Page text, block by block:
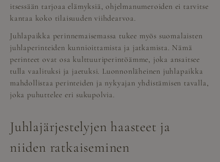
itsessään tarjoaa elämyksiä, ohjelmanumeroiden ei tarvitse
kantaa koko tilaisuuden viihdearvoa.
Juhlapaikka perinnemaisemassa tukee myös suomalaisten
juhlaperinteiden kunnioittamista ja jatkamista. Nämä
perinteet ovat osa kulttuuriperintöämme, joka ansaitsee
tulla vaalituksi ja jaetuksi. Luonnonläheinen juhlapaikka
mahdollistaa perinteiden ja nykyajan yhdistämisen tavalla,
joka puhuttelee eri sukupolvia.
Juhlajärjestelyjen haasteet ja
niiden ratkaiseminen